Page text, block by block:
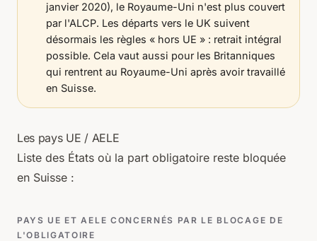
janvier 2020), le Royaume-Uni n'est plus couvert
par l'ALCP. Les départs vers le UK suivent
désormais les règles « hors UE » : retrait intégral
possible. Cela vaut aussi pour les Britanniques
qui rentrent au Royaume-Uni après avoir travaillé
en Suisse.
Les pays UE / AELE
Liste des États où la part obligatoire reste bloquée
en Suisse :
PAYS UE ET AELE CONCERNÉS PAR LE BLOCAGE DE
L'OBLIGATOIRE